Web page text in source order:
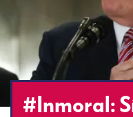
#Inmoral: